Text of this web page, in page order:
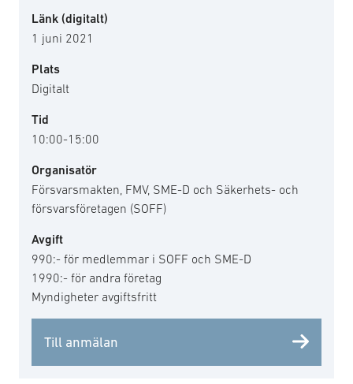
Länk (digitalt)
1 juni 2021
Plats
Digitalt
Tid
10:00-15:00
Organisatör
Försvarsmakten, FMV, SME-D och Säkerhets- och
försvarsföretagen (SOFF)
Avgift
990:- för medlemmar i SOFF och SME-D
1990:- för andra företag
Myndigheter avgiftsfritt
Till anmälan